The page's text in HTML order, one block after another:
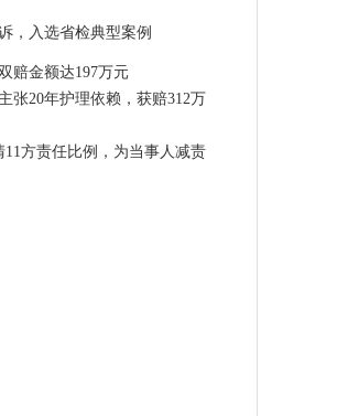
，入选省检典型案例
赔金额达197万元
张20年护理依赖，获赔312万
11方责任比例，为当事人减责